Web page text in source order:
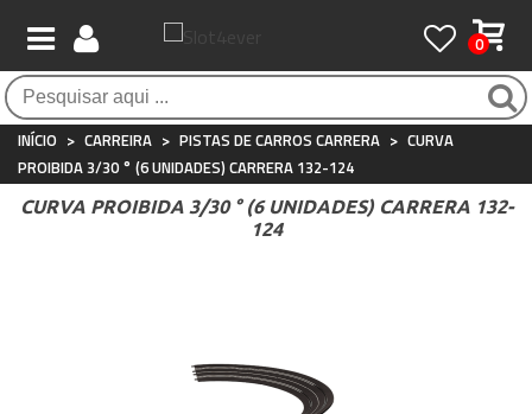
0
Atendimento ao Cliente
Whatsapp+34 697 854 500
Frete grátis / 24 horas
Para compras acima de €90
Pagamento 100% seguro
Compras seguras com SSL o tempo todo
INÍCIO > CARREIRA > PISTAS DE CARROS CARRERA > CURVA
PROIBIDA 3/30 ° (6 UNIDADES) CARRERA 132-124
CURVA PROIBIDA 3/30 ° (6 UNIDADES) CARRERA 132-
124